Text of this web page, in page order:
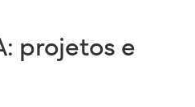
projetos e